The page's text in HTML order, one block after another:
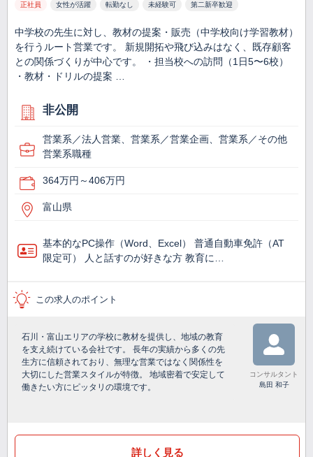
正社員 女性が活躍 転勤なし 未経験可 第二新卒歓迎
中学校の先生に対し、教材の提案・販売（中学校向け学習教材）
を行うルート営業です。 新規開拓や飛び込みはなく、既存顧客
との関係づくりが中心です。 ・担当校への訪問（1日5〜6校）
・教材・ドリルの提案 …
非公開
営業系／法人営業、営業系／営業企画、営業系／その他
営業系職種
364万円～406万円
富山県
基本的なPC操作（Word、Excel） 普通自動車免許（AT
限定可） 人と話すのが好きな方 教育に…
この求人のポイント
石川・富山エリアの学校に教材を提供し、地域の教育
を支え続けている会社です。 長年の実績から多くの先
生方に信頼されており、無理な営業ではなく関係性を
大切にした営業スタイルが特徴。 地域密着で安定して
働きたい方にピッタリの環境です。
コンサルタント
島田 和子
詳しく見る